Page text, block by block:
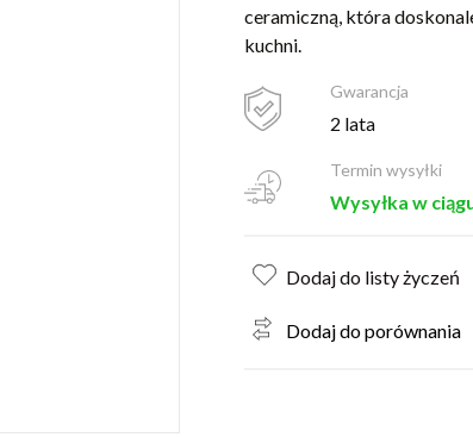
ceramiczną, która
kuchni.
Gwarancja
2 lata
Termin wysyłki
Wysyłka w
Dodaj do listy życzeń
Dodaj do porównania